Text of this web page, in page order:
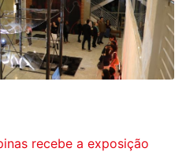
recebe a exposição